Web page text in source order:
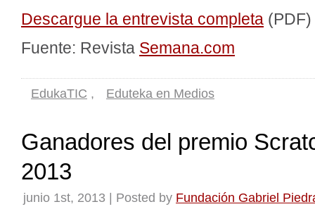
Descargue la entrevista completa (PDF)
Fuente: Revista Semana.com
EdukaTIC , Eduteka en Medios
Ganadores del premio
2013
junio 1st, 2013 | Posted by Fundación Gabriel